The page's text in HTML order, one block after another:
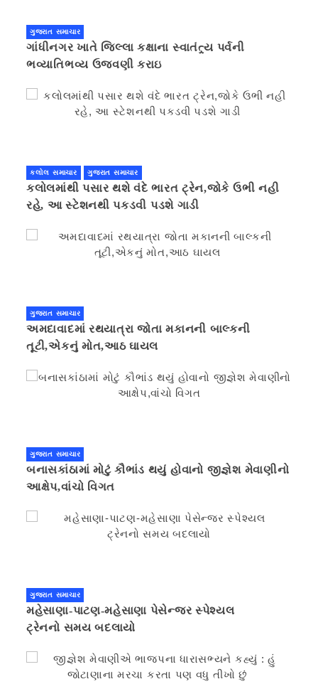
ગુજરાત સમાચાર
ગાંધીનગર ખાતે જિલ્લા કક્ષાના સ્વાતંત્ર્ય પર્વની
ભવ્યાતિભવ્ય ઉજવણી કરાઇ
કલોલ સમાચાર ગુજરાત સમાચાર
કલોલમાંથી પસાર થશે વંદે ભારત ટ્રેન,જોકે ઉભી નહી
રહે, આ સ્ટેશનથી પકડવી પડશે ગાડી
ગુજરાત સમાચાર
અમદાવાદમાં રથયાત્રા જોતા મકાનની બાલ્કની
તૂટી,એકનું મોત,આઠ ઘાયલ
ગુજરાત સમાચાર
બનાસકાંઠામાં મોટું કૌભાંડ થયું હોવાનો જીજ્ઞેશ મેવાણીનો
આક્ષેપ,વાંચો વિગત
ગુજરાત સમાચાર
મહેસાણા-પાટણ-મહેસાણા પેસેન્જર સ્પેશ્યલ
ટ્રેનનો સમય બદલાયો